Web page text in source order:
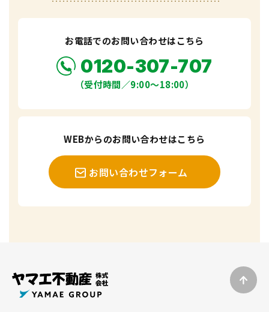
お電話でのお問い合わせはこちら
0120-307-707
（受付時間／9:00〜18:00）
WEBからのお問い合わせはこちら
お問い合わせフォーム